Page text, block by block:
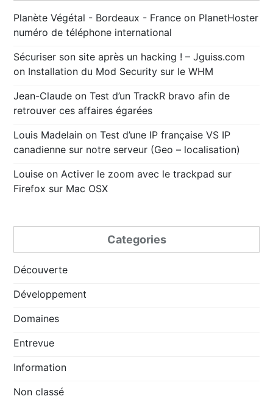
Planète Végétal - Bordeaux - France on PlanetHoster
numéro de téléphone international
Sécuriser son site après un hacking ! – Jguiss.com
on Installation du Mod Security sur le WHM
Jean-Claude onTest d’un TrackR bravo afin de
retrouver ces affaires égarées
Louis Madelain onTest d’une IP française VS IP
canadienne sur notre serveur (Geo – localisation)
Louise onActiver le zoom avec le trackpad sur
Firefox sur Mac OSX
Categories
Découverte
Développement
Domaines
Entrevue
Information
Non classé